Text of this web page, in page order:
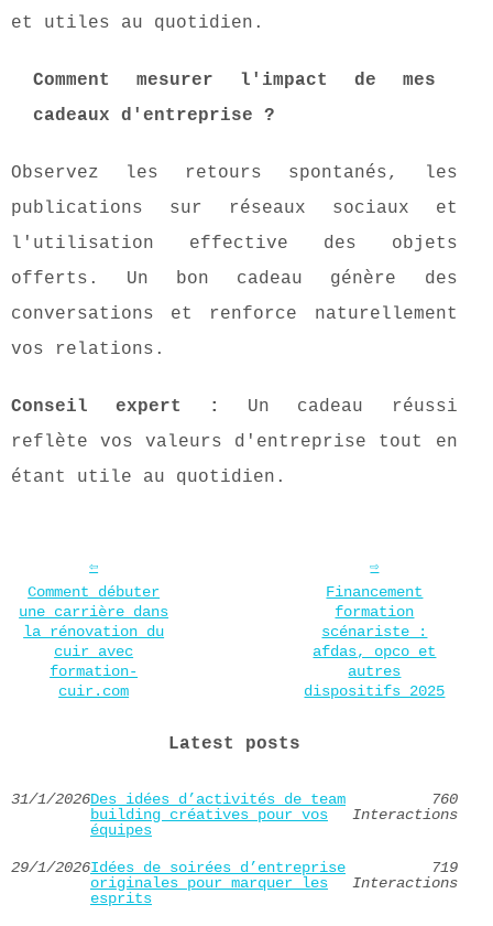
et utiles au quotidien.
Comment mesurer l'impact de mes
cadeaux d'entreprise ?
Observez les retours spontanés, les
publications sur réseaux sociaux et
l'utilisation effective des objets
offerts. Un bon cadeau génère des
conversations et renforce naturellement
vos relations.
Conseil expert :
Un cadeau réussi
reflète vos valeurs d'entreprise tout en
étant utile au quotidien.
Comment débuter
une carrière dans
la rénovation du
cuir avec
formation-
cuir.com
Financement
formation
scénariste :
afdas, opco et
autres
dispositifs 2025
Latest posts
31/1/2026Des idées d’activités de team
building créatives pour vos
équipes
760
Interactions
29/1/2026Idées de soirées d’entreprise
originales pour marquer les
esprits
719
Interactions